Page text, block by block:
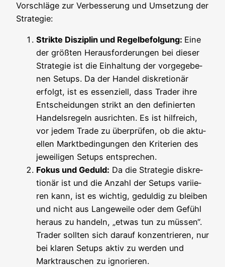
Vor­schlä­ge zur Ver­bes­se­rung und Umset­zung der
Strategie:
Strik­te Dis­zi­plin und Regel­be­fol­gung: Eine
der größ­ten Her­aus­for­de­run­gen bei die­ser
Stra­te­gie ist die Ein­hal­tung der vor­ge­ge­be­
nen Set­ups. Da der Han­del dis­kre­tio­när
erfolgt, ist es essen­zi­ell, dass Trader ihre
Ent­schei­dun­gen strikt an den defi­nier­ten
Han­dels­re­geln aus­rich­ten. Es ist hilf­reich,
vor jedem Trade zu über­prü­fen, ob die aktu­
el­len Markt­be­din­gun­gen den Kri­te­ri­en des
jewei­li­gen Set­ups entsprechen.
Fokus und Geduld: Da die Stra­te­gie dis­kre­
tio­när ist und die Anzahl der Set­ups vari­ie­
ren kann, ist es wich­tig, gedul­dig zu blei­ben
und nicht aus Lan­ge­wei­le oder dem Gefühl
her­aus zu han­deln, „etwas tun zu müs­sen“.
Trader soll­ten sich dar­auf kon­zen­trie­ren, nur
bei kla­ren Set­ups aktiv zu wer­den und
Markt­rau­schen zu ignorieren.